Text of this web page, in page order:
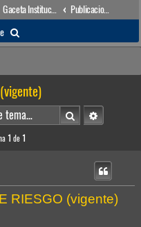
Publicaciones & Docs.
u
c
a
r
BuscarBúsqueda
1 de 1
RIESGO (vigente)